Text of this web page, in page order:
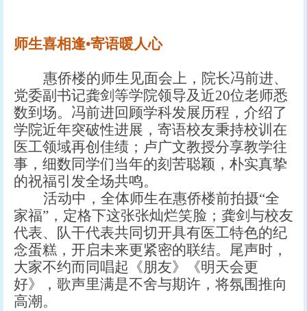
师生喜相逢•寄语暖人心
惠侨楼的师生见面会上，院长冯前进、
党委副 书记龚剑等学院领导及近20位老师悉
数到场。冯前进回顾学科发展历程，介绍了
学院近年突破性进展，寄语校友秉持校训在
医工领域再创佳绩；卢广文教授分享教学往
事，细数同学们当年的刻苦聪颖，朴实真挚
的祝福引发全场共鸣。
活动中，全体师生在惠侨楼前拍摄“全
家福”，定格下这张张灿烂笑脸；龚剑与校友
代表、队干代表共同切开具有医工特色的纪
念蛋糕，开启未来更紧密的联结。尾声时，
大家不约而同唱起《朋友》《明天会更
好》，歌声里满是不舍与期许，将氛围推向
高潮。